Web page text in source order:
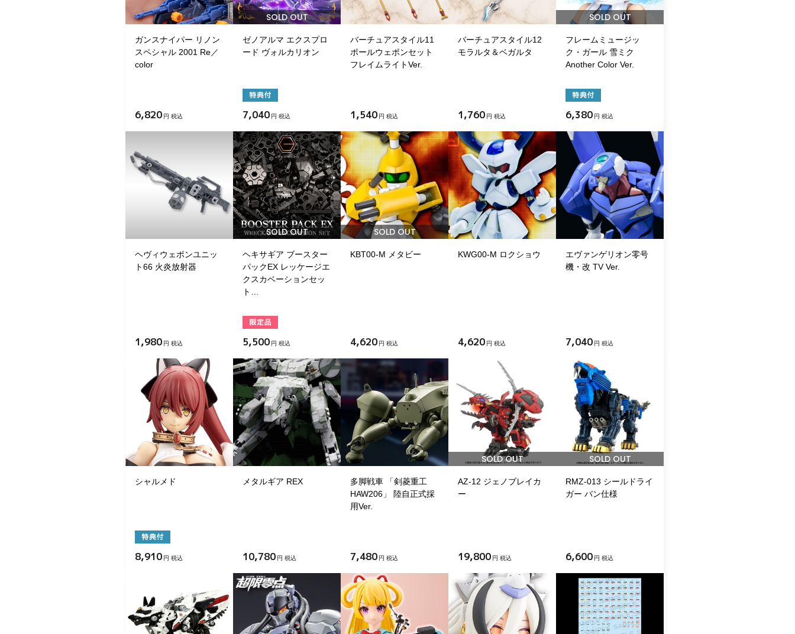
ガンスナイパー リノン
スペシャル 2001 Re／
color
6,820 円 税込
SOLD OUT
ゼノアルマ エクスプロ
ード ヴォルカリオン
7,040 円 税込
バーチュアスタイル11
ポールウェポンセット
フレイムライトVer.
1,540 円 税込
バーチュアスタイル12
モラルタ＆ベガルタ
1,760 円 税込
SOLD OUT
フレームミュージッ
ク・ガール 雪ミク
Another Color Ver.
6,380 円 税込
ヘヴィウェポンユニッ
ト66 火炎放射器
1,980 円 税込
SOLD OUT
ヘキサギア ブースター
パックEX レッケージエ
クスカベーションセッ
ト…
5,500 円 税込
SOLD OUT
KBT00-M メタビー
4,620 円 税込
KWG00-M ロクショウ
4,620 円 税込
エヴァンゲリオン零号
機・改 TV Ver.
7,040 円 税込
シャルメド
8,910 円 税込
メタルギア REX
10,780 円 税込
多脚戦車 「剣菱重工
HAW206」 陸自正式採
用Ver.
7,480 円 税込
SOLD OUT
AZ-12 ジェノブレイカ
ー
19,800 円 税込
SOLD OUT
RMZ-013 シールドライ
ガー バン仕様
6,600 円 税込